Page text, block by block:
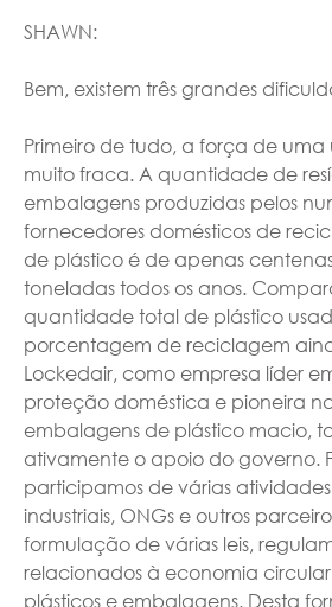
SHAWN:
Bem, existem três grandes
Primeiro de tudo, a força de
muito fraca. A quantidade de
embalagens produzidas pelos
fornecedores domésticos de
de plástico é de apenas
toneladas todos os anos.
quantidade total de plástico
porcentagem de reciclagem
Lockedair, como empresa líder
proteção doméstica e pioneira
embalagens de plástico macio,
ativamente o apoio do governo.
participamos de várias
industriais, ONGs e outros
formulação de várias leis,
relacionados à economia
plásticos e embalagens. Desta